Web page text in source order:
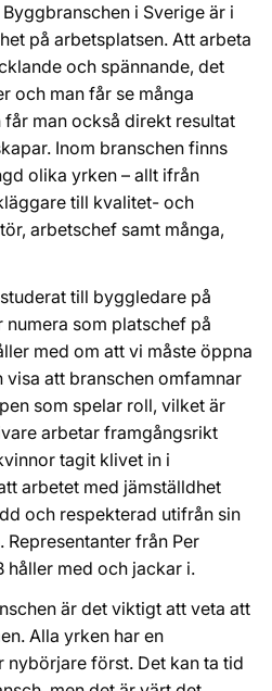
i Sverige är i
på arbetsplatsen. Att arbeta
och spännande, det
och man får se många
man också direkt resultat
Inom branschen finns
olika yrken – allt ifrån
till kvalitet- och
arbetschef samt många,
till byggledare på
som platschef på
med om att vi måste öppna
att branschen omfamnar
som spelar roll, vilket är
arbetar framgångsrikt
tagit klivet in i
arbetet med jämställdhet
och respekterad utifrån sin
från Per
håller med och jackar i.
är det viktigt att veta att
Alla yrken har en
nybörjare först. Det kan ta tid